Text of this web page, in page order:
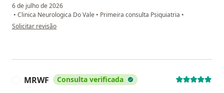
6 de julho de 2026
• Clinica Neurologica Do Vale • Primeira consulta Psiquiatria •
na opinião do utilizador N V
Solicitar revisão
MRWF Consulta verificada